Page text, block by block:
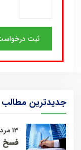
جدیدترین مطالب
۱۳ مرداد ۱۴۰۵
فسخ